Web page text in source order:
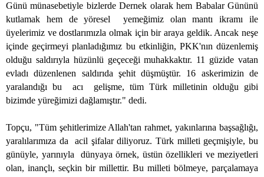
Günü münasebetiyle bizlerde Dernek olarak hem Babalar Gününü
kutlamak hem de yöresel
yemeğimiz olan mantı ikramı ile
üyelerimiz ve dostlarımızla olmak için bir araya geldik. Ancak neşe
içinde geçirmeyi planladığımız bu etkinliğin, PKK'nın düzenlemiş
olduğu saldırıyla hüzünlü geçeceği muhakkaktır. 11 güzide vatan
evladı düzenlenen saldırıda şehit düşmüştür. 16 askerimizin de
yaralandığı bu
acı
gelişme, tüm Türk milletinin olduğu gibi
bizimde yüreğimizi dağlamıştır." dedi.
Topçu, "Tüm şehitlerimize Allah'tan rahmet, yakınlarına başsağlığı,
yaralılarımıza da
acil şifalar diliyoruz. Türk milleti geçmişiyle, bu
günüyle, yarınıyla
dünyaya örnek, üstün özellikleri ve meziyetleri
olan, inançlı, seçkin bir millettir. Bu milleti bölmeye, parçalamaya